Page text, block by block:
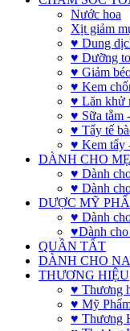
Nước hoa
Xịt giảm
♥ Dung
♥ Dưỡng
♥ Giảm
♥ Kem
♥ Lăn khử
♥ Sữa tắm
♥ Tẩy tế
♥ Kem tẩy
DÀNH CHO
♥ Dành
♥ Dành
DƯỢC MỸ
♥ Dành
♥Dành
QUẦN TẤT
DÀNH CHO
THƯƠNG HIỆU
♥ Thương
♥ Mỹ
♥ Thương